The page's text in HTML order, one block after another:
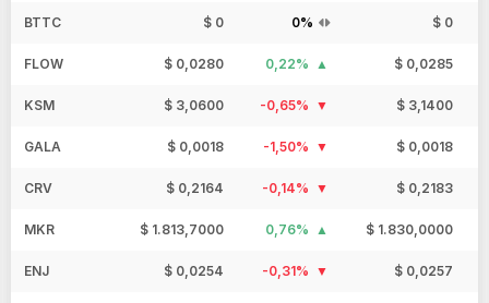
BTTC $ 0 0% $ 0
FLOW $ 0,0280 0,22% $ 0,0285
KSM $ 3,0600 -0,65% $ 3,1400
GALA $ 0,0018 -1,50% $ 0,0018
CRV $ 0,2164 -0,14% $ 0,2183
MKR $ 1.813,7000 0,76% $ 1.830,0000
ENJ $ 0,0254 -0,31% $ 0,0257